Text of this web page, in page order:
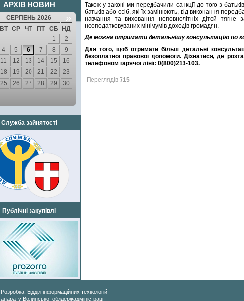
АРХІВ НОВИН
СЕРПЕНЬ 2026 »
ВТ СР ЧТ ПТ СБ
НД
1
2
4 5 6 7 8
9
11 12 13 14 15
16
18 19 20 21 22
23
25 26 27 28 29
30
Служба зайнятості
Публічні закупівлі
Також у законі ми передбачили санкції до того з
батьків або осіб, які їх замінюють, від виконання
навчання та виховання неповнолітніх дітей
неоподатковуваних мінімумів доходів громадян.
Де можна отримати детальнішу консультацію по
Для того, щоб отримати більш детальні
безоплатної правової допомоги. Дізнатися, де
телефоном гарячої лінії: 0(800)213-103.
Переглядів 715
Розробка: Відділ інформаційних технологій
апарату Волинської облдержадміністрації